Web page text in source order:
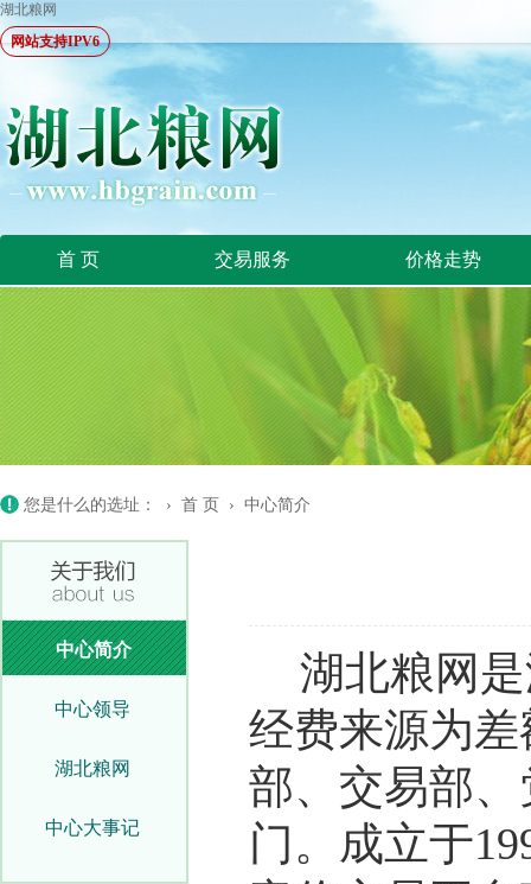
湖北粮网
网站支持IPV6
首 页 交易服务 价格走势
您是什么的选址： › 首 页 › 中心简介
中心简介
中心领导
湖北粮网
中心大事记
湖北粮网
经费来源为
部、交易部
门。成立于